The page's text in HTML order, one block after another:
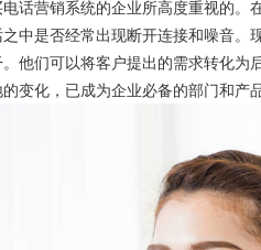
话营销系统的企业所高度重视的
是否经常出现断开连接和噪音。
他们可以将客户提出的需求转化
变化，已成为企业必备的部门和产品